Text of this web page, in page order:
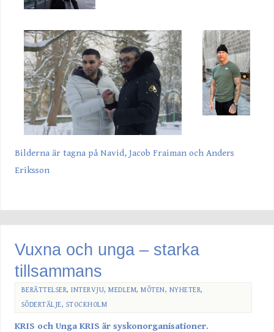
Bilderna är tagna på Navid, Jacob Fraiman och Anders
Eriksson
Vuxna och unga – starka
tillsammans
BERÄTTELSER,INTERVJU,MEDLEM,MÖTEN, NYHETER,
SÖDERTÄLJE, STOCKHOLM
KRIS och Unga KRIS är syskonorganisationer.